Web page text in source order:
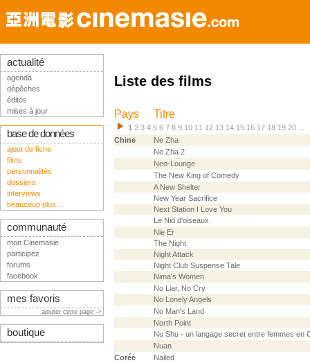
Liste des films
Pays Titre
1 2 3 4 5 6 7 8 9 10 11 12 13 14 15 16 17 18 19 20
Chine
Ne Zha
Ne Zha 2
Neo-Lounge
The New King of Comedy
A New Shelter
New Year Sacrifice
Next Station I Love You
Le Nid d'oiseaux
Nie Er
The Night
Night Attack
Night Club Suspense Tale
Nima's Women
No Liar, No Cry
No Lonely Angels
No Man's Land
North Point
Nu Shu - un langage secret entre femmes en
Nuan
Corée
Nailed
actualité
agenda
dépêches
éditos
mises à jour
base de données
ajout de fiche
films
personnalités
dossiers
interviews
beaucoup plus...
communauté
mon Cinemasie
participez
forums
facebook
mes favoris
ajouter cette page ->
boutique